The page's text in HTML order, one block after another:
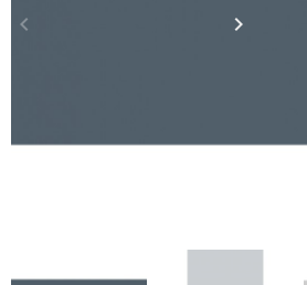
Poprzedni
keyboard_arrow_left Następny
keyboard_arrow_right